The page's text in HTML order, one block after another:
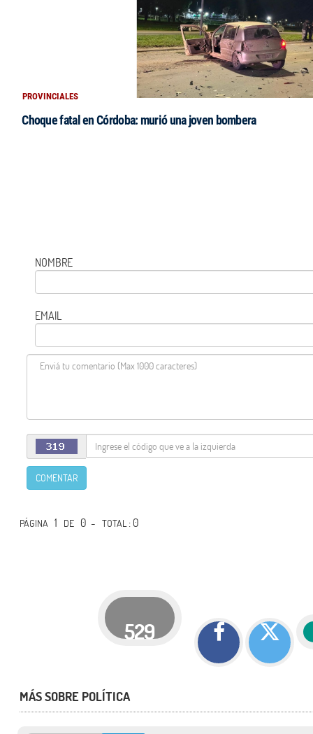
PROVINCIALES
Choque fatal en Córdoba: murió una joven bombera
NOMBRE
EMAIL
COMENTAR
PÁGINA 1 DE 0 -TOTAL: 0
529
MÁS SOBRE POLÍTICA